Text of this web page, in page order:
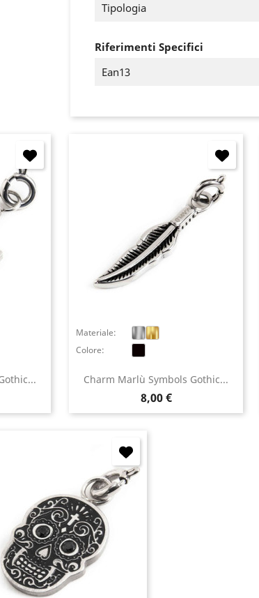
Tipologia
Riferimenti Specifici
Ean13
Charm Marlù Symbols Gothic...
Prezzo
8,00 €
Materiale:
Colore:
to save products in your wish list.